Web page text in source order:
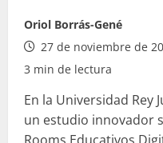
Oriol Borrás-Gené
27 de noviembre de
3 min de lectura
En la Universidad Rey
un estudio innovador